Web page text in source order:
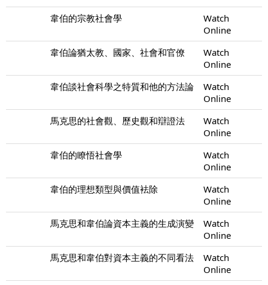
韋伯的宗教社會學
Watch
Online
韋伯論猶太教、國家、社會和官僚
Watch
Online
韋伯談社會科學之特質和他的方法論
Watch
Online
馬克思的社會觀、歷史觀和辯證法
Watch
Online
韋伯的瞭悟社會學
Watch
Online
韋伯的理想類型與價值袪除
Watch
Online
馬克思和韋伯論資本主義的生成演變
Watch
Online
馬克思和韋伯對資本主義的不同看法
Watch
Online